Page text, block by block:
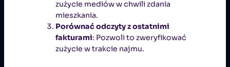
zużycie mediów w chwili zdania
mieszkania.
Porównać odczyty z ostatnimi
fakturami: Pozwoli to zweryfikować
zużycie w trakcie najmu.